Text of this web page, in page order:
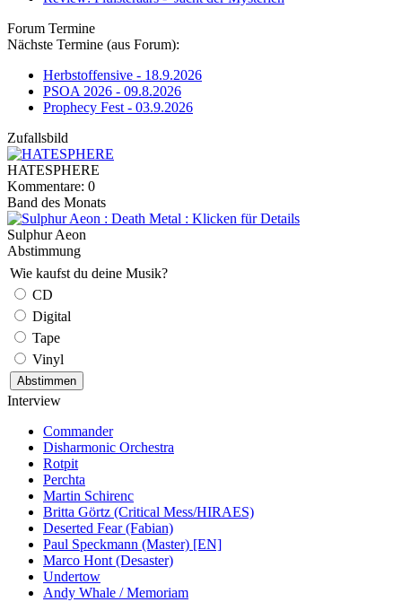
Forum Termine
Nächste Termine (aus Forum):
Herbstoffensive - 18.9.2026
PSOA 2026 - 09.8.2026
Prophecy Fest - 03.9.2026
Zufallsbild
HATESPHERE
Kommentare: 0
Band des Monats
Sulphur Aeon
Abstimmung
Wie kaufst du deine Musik?
CD
Digital
Tape
Vinyl
Interview
Commander
Disharmonic Orchestra
Rotpit
Perchta
Martin Schirenc
Britta Görtz (Critical Mess/HIRAES)
Deserted Fear (Fabian)
Paul Speckmann (Master) [EN]
Marco Hont (Desaster)
Undertow
Andy Whale / Memoriam